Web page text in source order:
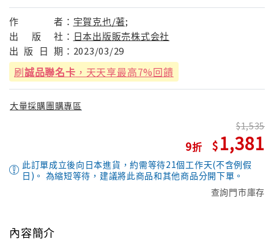
作 者： 宇賀克也/著;
出
版 社： 日本出版販売株式会社
出 版 日 期： 2023/03/29
刷誠品聯名卡 ，天天享最高7%回饋
大量採購團購專區
9
1,535
1,381
此訂單成立後向日本進貨，約需等待21個工作天(不含例假
日)。 為縮短等待，建議將此商品和其他商品分開下單。
查詢門市庫存
內容簡介